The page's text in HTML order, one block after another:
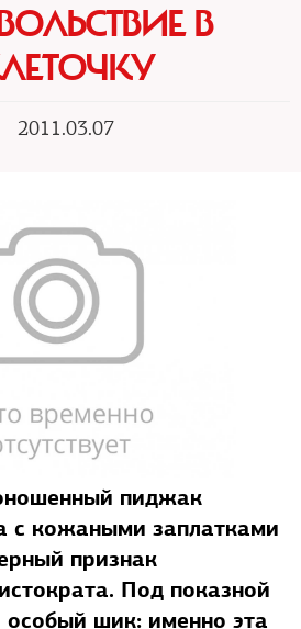
В
2011.03.07
пиджак
с кожаными заплатками
признак
Под показной
шик: именно эта